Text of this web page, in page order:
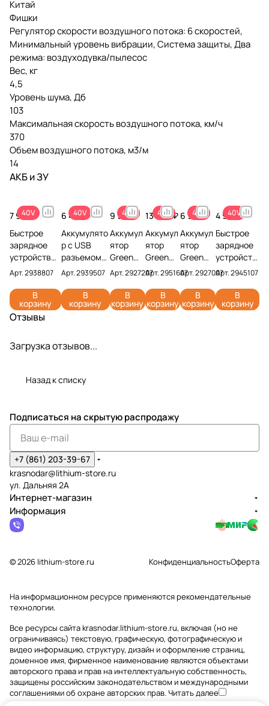
Китай
Фишки
Регулятор скорости воздушного потока: 6 скоростей,
Минимальный уровень вибрации, Система защиты, Два
режима: воздуходувка/пылесос
Вес, кг
4,5
Уровень шума, Дб
103
Максимальная скорость воздушного потока, км/ч
370
Объем воздушного потока, м3/м
14
АКБ и ЗУ
40V
7 990 ₽
Быстрое
зарядное
устройство
на 2 слота
Greenworks
G40UC8 40V
2938807
Арт.2938807
В
корзину
40V
6 490 ₽
Аккумулято
р с USB
разъемом
Greenworks
G40USB4
40V
2939507 (4
Арт.2939507
В
корзину
40V
9 990 ₽
Аккумул
ятор
Greenwo
rks
G40B5
40V
2927207
Арт.2927207
В
корзину
40V
13 990 ₽
Аккумул
ятор
Greenwo
rks
G40B8
40V
2951607
Арт.2951607
В
корзину
40V
6 990 ₽
Аккумул
ятор
Greenwo
rks
G40B4
40V
2927007
Арт.2927007
В
корзину
40V
4 990 ₽
Быстрое
зарядное
устройств
о
Greenwork
s G40UC5
40V
Арт.2945107
В
корзину
Отзывы
Загрузка отзывов...
Назад к списку
Подписаться на скрытую распродажу
+7 (861) 203-39-67
krasnodar@lithium-store.ru
ул. Дальняя 2А
Интернет-магазин
Информация
© 2026 lithium-store.ru КонфиденциальностьОферта
На информационном ресурсе применяютсярекомендательные
технологии.
Все ресурсы сайта krasnodar.lithium-store.ru, включая (но не
ограничиваясь) текстовую, графическую, фотографическую и
видео информацию, структуру, дизайн и оформление страниц,
доменное имя, фирменное наименование являются объектами
авторского права и прав на интеллектуальную собственность,
защищены российским законодательством и международными
соглашениями об охране авторских прав.Читать далее